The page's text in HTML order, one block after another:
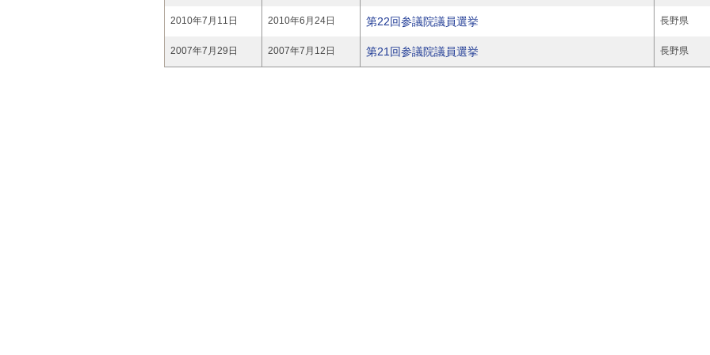
2010年7月11日 2010年6月24日 第22回参議院議員選挙 長野県
2007年7月29日 2007年7月12日 第21回参議院議員選挙 長野県